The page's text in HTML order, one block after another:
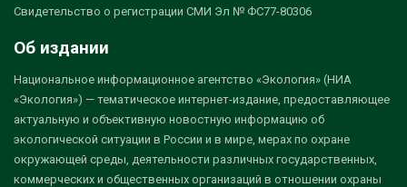
Свидетельство о регистрации СМИ Эл № ФС77-80306
Об издании
Национальное информационное агентство «Экология» (НИА
«Экология») — тематическое интернет-издание, предоставляющее
актуальную и объективную новостную информацию об
экологической ситуации в России и в мире, мерах по охране
окружающей среды, деятельности различных государственных,
коммерческих и общественных организаций в отношении охраны